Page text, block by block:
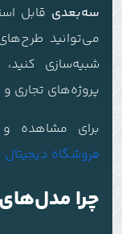
سه‌بعدی قابل
می‌توانید
شبیه‌سازی
پروژه‌های تجاری و
برای مشاهده و
فروشگاه
چرا